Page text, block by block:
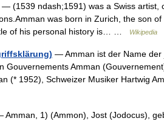
— (1539 ndash;1591) was a Swiss artist,
was born in Zurich, the son
of his personal history is… …
Wikipedia
— Amman ist der Name der
Gouvernements Amman
(* 1952), Schweizer Musiker Hartwig
Amman, 1) (Ammon), Jost (Jodocus),